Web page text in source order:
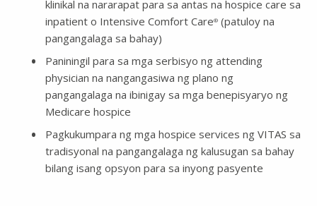
klinikal na nararapat para sa antas na hospice care sa
inpatient o Intensive Comfort Care® (patuloy na
pangangalaga sa bahay)
Paniningil para sa mga serbisyo ng attending
physician na nangangasiwa ng plano ng
pangangalaga na ibinigay sa mga benepisyaryo ng
Medicare hospice
Pagkukumpara ng mga hospice services ng VITAS sa
tradisyonal na pangangalaga ng kalusugan sa bahay
bilang isang opsyon para sa inyong pasyente